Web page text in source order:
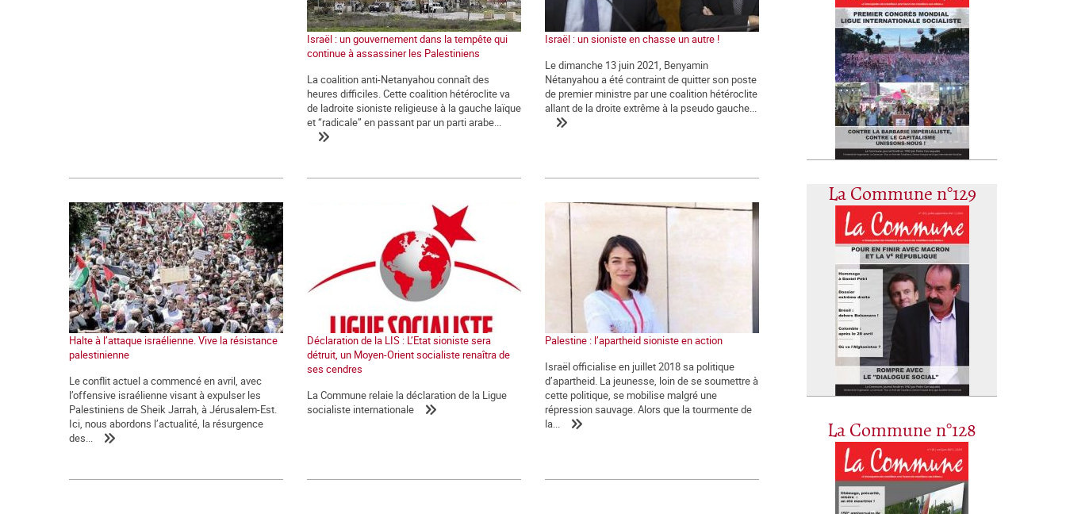
La Commune n°129
La Commune n°128
Israël : un gouvernement dans la tempête qui
continue à assassiner les Palestiniens
La coalition anti-Netanyahou connaît des
heures difficiles. Cette coalition hétéroclite va
de ladroite sioniste religieuse à la gauche laïque
et “radicale” en passant par un parti arabe...
Israël : un sioniste en chasse un autre !
Le dimanche 13 juin 2021, Benyamin
Nétanyahou a été contraint de quitter son poste
de premier ministre par une coalition hétéroclite
allant de la droite extrême à la pseudo gauche...
Halte à l’attaque israélienne. Vive la résistance
palestinienne
Le conflit actuel a commencé en avril, avec
l’offensive israélienne visant à expulser les
Palestiniens de Sheik Jarrah, à Jérusalem-Est.
Ici, nous abordons l’actualité, la résurgence
des...
Déclaration de la LIS : L’Etat sioniste sera
détruit, un Moyen-Orient socialiste renaîtra de
ses cendres
La Commune relaie la déclaration de la Ligue
socialiste internationale
Palestine : l’apartheid sioniste en action
Israël officialise en juillet 2018 sa politique
d’apartheid. La jeunesse, loin de se soumettre à
cette politique, se mobilise malgré une
répression sauvage. Alors que la tourmente de
la...